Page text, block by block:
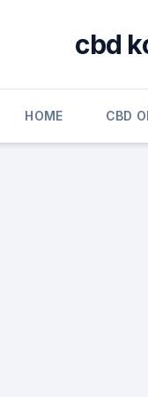
cbd
HOME CBD